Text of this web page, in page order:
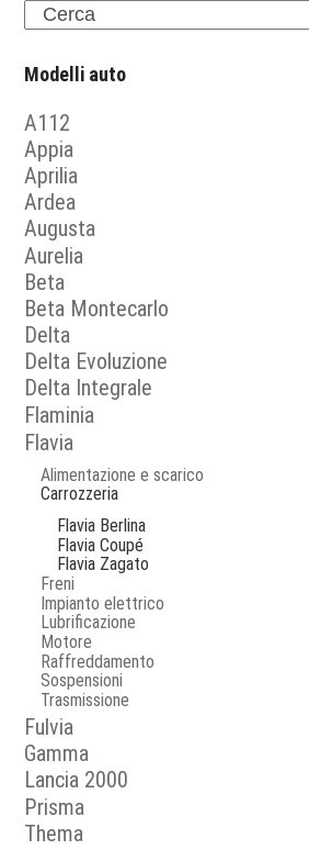
Search
Modelli auto
A112
Appia
Aprilia
Ardea
Augusta
Aurelia
Beta
Beta Montecarlo
Delta
Delta Evoluzione
Delta Integrale
Flaminia
Flavia
Alimentazione e scarico
Carrozzeria
Flavia Berlina
Flavia Coupé
Flavia Zagato
Freni
Impianto elettrico
Lubrificazione
Motore
Raffreddamento
Sospensioni
Trasmissione
Fulvia
Gamma
Lancia 2000
Prisma
Thema